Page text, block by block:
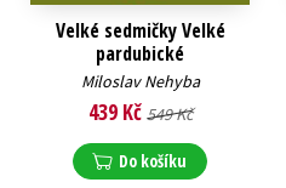
Velké sedmičky Velké
pardubické
Miloslav Nehyba
439 Kč 549 Kč
Do košíku